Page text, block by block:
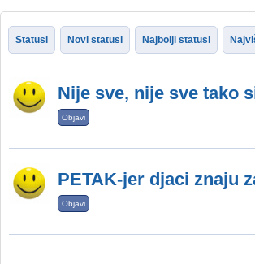
Statusi Novi statusi Najbolji statusi
Nije sve, nije sve tako
Objavi
PETAK-jer djaci znaju
Objavi